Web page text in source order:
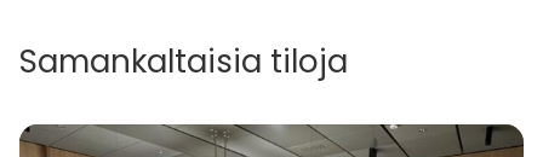
Samankaltaisia tiloja